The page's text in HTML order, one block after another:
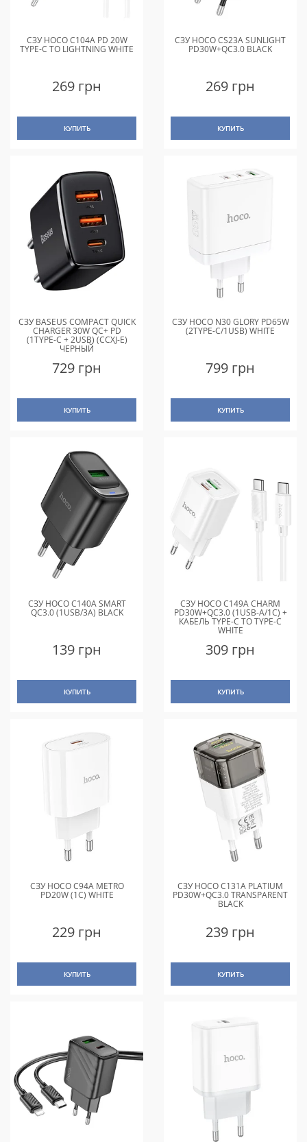
СЗУ HOCO C104A PD 20W
TYPE-C TO LIGHTNING WHITE
269 грн
КУПИТЬ
СЗУ HOCO CS23A SUNLIGHT
PD30W+QC3.0 BLACK
269 грн
КУПИТЬ
СЗУ BASEUS COMPACT QUICK
CHARGER 30W QC+ PD
(1TYPE-C + 2USB) (CCXJ-E)
ЧЕРНЫЙ
729 грн
КУПИТЬ
СЗУ HOCO N30 GLORY PD65W
(2TYPE-C/1USB) WHITE
799 грн
КУПИТЬ
СЗУ HOCO C140A SMART
QC3.0 (1USB/3A) BLACK
139 грн
КУПИТЬ
СЗУ HOCO C149A CHARM
PD30W+QC3.0 (1USB-A/1C) +
КАБЕЛЬ TYPE-C TO TYPE-C
WHITE
309 грн
КУПИТЬ
СЗУ HOCO C94A METRO
PD20W (1C) WHITE
229 грн
КУПИТЬ
СЗУ HOCO C131A PLATIUM
PD30W+QC3.0 TRANSPARENT
BLACK
239 грн
КУПИТЬ